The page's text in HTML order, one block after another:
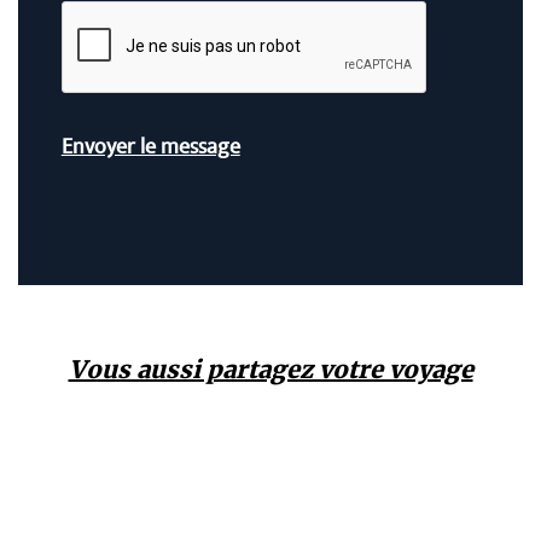
Vous aussi partagez votre voyage